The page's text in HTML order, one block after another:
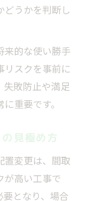
どうかを判断し
来的な使い勝手
リスクを事前に
敗防止や満足
重要です。
見極め方
置変更は、間取
が高い工事で
となり、場合